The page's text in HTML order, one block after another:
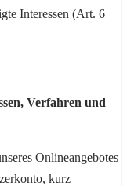
Interessen (Art. 6
Verfahren und
Onlineangebotes
kurz